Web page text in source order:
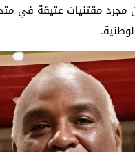
مجرد مقتنيات عتيقة في